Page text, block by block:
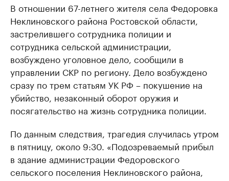
В отношении 67-летнего жителя села Федоровка
Неклиновского района Ростовской области,
застрелившего сотрудника полиции и
сотрудника сельской администрации,
возбуждено уголовное дело, сообщили в
управлении СКР по региону. Дело возбуждено
сразу по трем статьям УК РФ – покушение на
убийство, незаконный оборот оружия и
посягательство на жизнь сотрудника полиции.
По данным следствия, трагедия случилась утром
в пятницу, около 9:30. «Подозреваемый прибыл
в здание администрации Федоровского
сельского поселения Неклиновского района,